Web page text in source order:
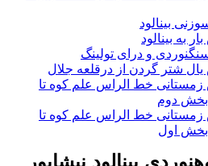
بینالود
به بینالود
و درای تولینگ
شتر گردن از درقلعه جلال
زمستانی خط الراس علم کوه تا
زمستانی خط الراس علم کوه تا
بينالود نيشابور